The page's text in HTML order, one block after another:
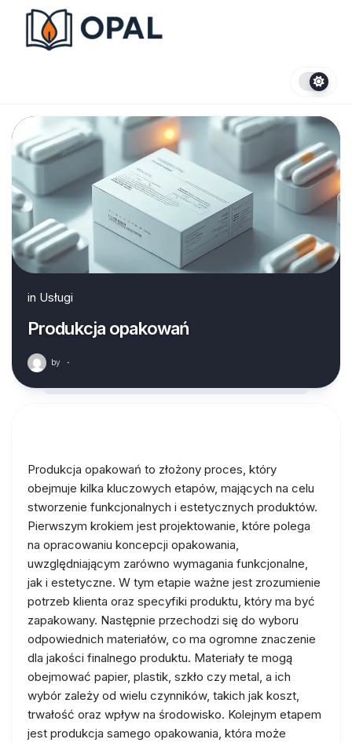
content
in Usługi
Produkcja opakowań
by ·
Produkcja opakowań to złożony proces, który
obejmuje kilka kluczowych etapów, mających na celu
stworzenie funkcjonalnych i estetycznych produktów.
Pierwszym krokiem jest projektowanie, które polega
na opracowaniu koncepcji opakowania,
uwzględniającym zarówno wymagania funkcjonalne,
jak i estetyczne. W tym etapie ważne jest zrozumienie
potrzeb klienta oraz specyfiki produktu, który ma być
zapakowany. Następnie przechodzi się do wyboru
odpowiednich materiałów, co ma ogromne znaczenie
dla jakości finalnego produktu. Materiały te mogą
obejmować papier, plastik, szkło czy metal, a ich
wybór zależy od wielu czynników, takich jak koszt,
trwałość oraz wpływ na środowisko. Kolejnym etapem
jest produkcja samego opakowania, która może